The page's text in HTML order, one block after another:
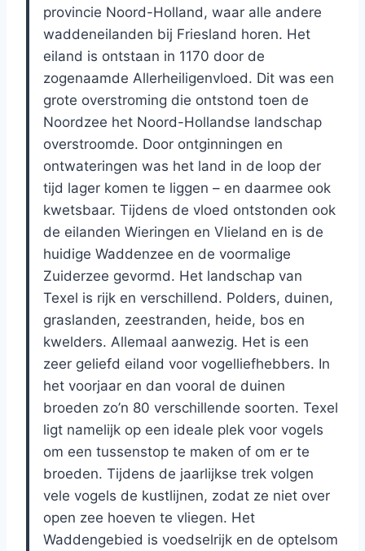
provincie Noord-Holland, waar alle andere
waddeneilanden bij Friesland horen. Het
eiland is ontstaan in 1170 door de
zogenaamde Allerheiligenvloed. Dit was een
grote overstroming die ontstond toen de
Noordzee het Noord-Hollandse landschap
overstroomde. Door ontginningen en
ontwateringen was het land in de loop der
tijd lager komen te liggen – en daarmee ook
kwetsbaar. Tijdens de vloed ontstonden ook
de eilanden Wieringen en Vlieland en is de
huidige Waddenzee en de voormalige
Zuiderzee gevormd. Het landschap van
Texel is rijk en verschillend. Polders, duinen,
graslanden, zeestranden, heide, bos en
kwelders. Allemaal aanwezig. Het is een
zeer geliefd eiland voor vogelliefhebbers. In
het voorjaar en dan vooral de duinen
broeden zo’n 80 verschillende soorten. Texel
ligt namelijk op een ideale plek voor vogels
om een tussenstop te maken of om er te
broeden. Tijdens de jaarlijkse trek volgen
vele vogels de kustlijnen, zodat ze niet over
open zee hoeven te vliegen. Het
Waddengebied is voedselrijk en de optelsom